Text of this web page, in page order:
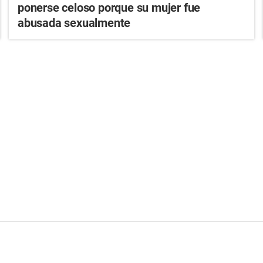
ponerse celoso porque su mujer fue
abusada sexualmente